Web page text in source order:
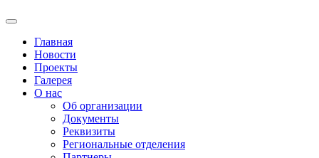
Главная
Новости
Проекты
Галерея
О нас
Об организации
Документы
Реквизиты
Региональные отделения